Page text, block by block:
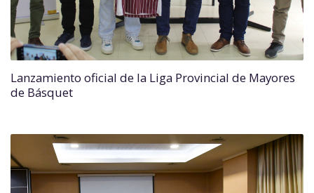
Lanzamiento oficial de la Liga Provincial de Mayores
de Básquet